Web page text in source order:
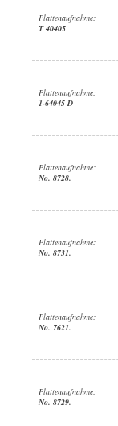
Plattenaufnahme:
T 40405
Plattenaufnahme:
1-64045 D
Plattenaufnahme:
No. 8728.
Plattenaufnahme:
No. 8731.
Plattenaufnahme:
No. 7621.
Plattenaufnahme:
No. 8729.